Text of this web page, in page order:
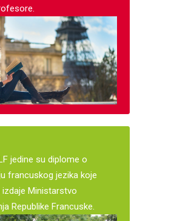
jedine su diplome o
francuskog jezika koje
Ministarstvo
Republike Francuske.